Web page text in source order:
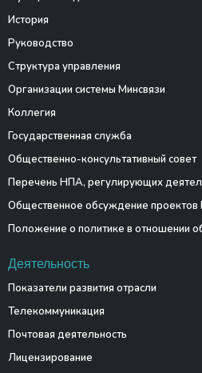
История
Руководство
Структура управления
Организации системы Минсвязи
Коллегия
Государственная служба
Общественно-консультативный совет
Перечень НПА, регулирующих
Общественное обсуждение
Положение о политике в отношении
Деятельность
Показатели развития отрасли
Телекоммуникация
Почтовая деятельность
Лицензирование